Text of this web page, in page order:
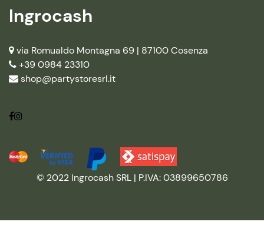
Ingrocash
via Romualdo Montagna 69 | 87100 Cosenza
+39 0984 23310
shop@partystoresrl.it
© 2022 Ingrocash SRL | P.IVA: 03899650786